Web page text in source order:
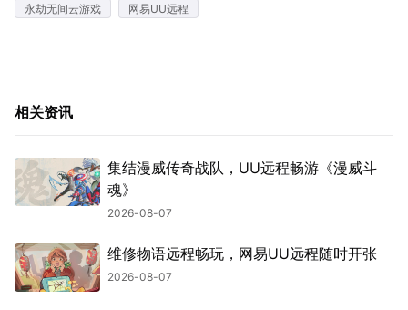
永劫无间云游戏
网易UU远程
相关资讯
集结漫威传奇战队，UU远程畅游《漫威斗
魂》
2026-08-07
维修物语远程畅玩，网易UU远程随时开张
2026-08-07